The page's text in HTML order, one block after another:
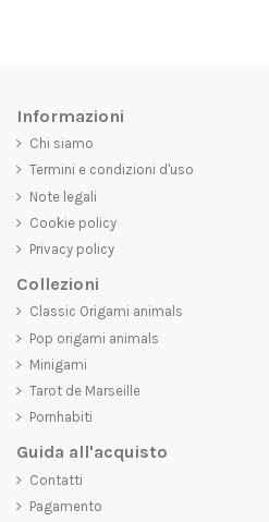
Informazioni
Chi siamo
Termini e condizioni d'uso
Note legali
Cookie policy
Privacy policy
Collezioni
Classic Origami animals
Pop origami animals
Minigami
Tarot de Marseille
Pornhabiti
Guida all'acquisto
Contatti
Pagamento